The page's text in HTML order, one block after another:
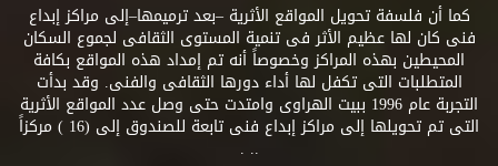
كما أن فلسفة تحويل المواقع الأثرية –بعد ترميمها–إلى مراكز إبداع
فنى كان لها عظيم الأثر فى تنمية المستوى الثقافى لجموع السكان
المحيطين بهذه المراكز وخصوصاً أنه تم إمداد هذه المواقع بكافة
المتطلبات التى تكفل لها أداء دورها الثقافى والفنى. وقد بدأت
التجربة عام 1996 ببيت الهراوى وامتدت حتى وصل عدد المواقع الأثرية
التى تم تحويلها إلى مراكز إبداع فنى تابعة للصندوق إلى (16 ) مركزاً
.. .